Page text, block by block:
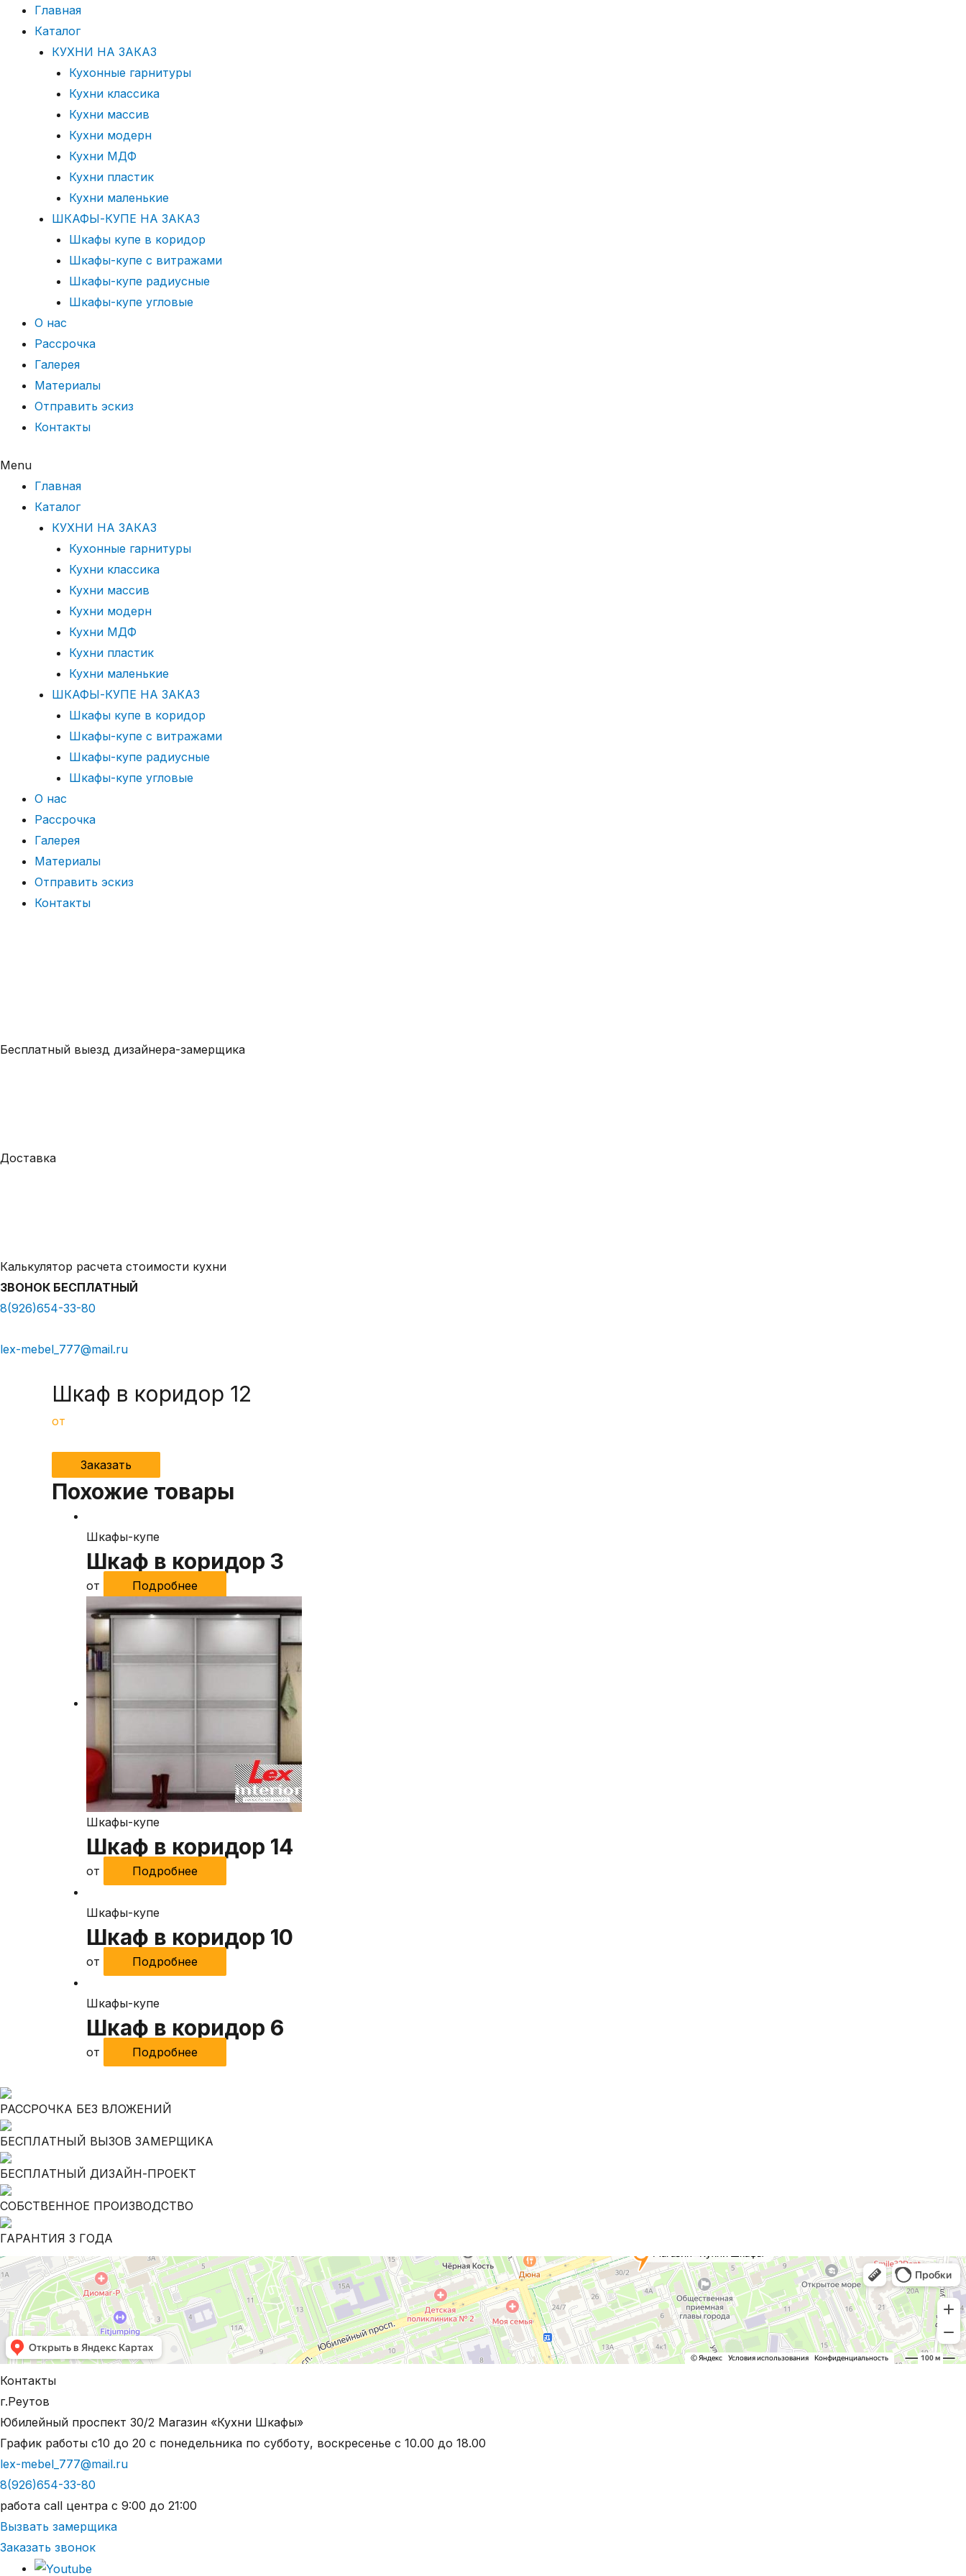
Главная
Каталог
КУХНИ НА ЗАКАЗ
Кухонные гарнитуры
Кухни классика
Кухни массив
Кухни модерн
Кухни МДФ
Кухни пластик
Кухни маленькие
ШКАФЫ-КУПЕ НА ЗАКАЗ
Шкафы купе в коридор
Шкафы-купе с витражами
Шкафы-купе радиусные
Шкафы-купе угловые
О нас
Рассрочка
Галерея
Материалы
Отправить эскиз
Контакты
Menu
Главная
Каталог
КУХНИ НА ЗАКАЗ
Кухонные гарнитуры
Кухни классика
Кухни массив
Кухни модерн
Кухни МДФ
Кухни пластик
Кухни маленькие
ШКАФЫ-КУПЕ НА ЗАКАЗ
Шкафы купе в коридор
Шкафы-купе с витражами
Шкафы-купе радиусные
Шкафы-купе угловые
О нас
Рассрочка
Галерея
Материалы
Отправить эскиз
Контакты
Бесплатный выезд дизайнера-замерщика
Доставка
Калькулятор расчета стоимости кухни
ЗВОНОК БЕСПЛАТНЫЙ
8(926)654-33-80
lex-mebel_777@mail.ru
Шкаф в коридор 12
от
Заказать
Похожие товары
Шкафы-купе
Шкаф в коридор 3
от Подробнее
Шкафы-купе
Шкаф в коридор 14
от Подробнее
Шкафы-купе
Шкаф в коридор 10
от Подробнее
Шкафы-купе
Шкаф в коридор 6
от Подробнее
РАССРОЧКА БЕЗ ВЛОЖЕНИЙ
БЕСПЛАТНЫЙ ВЫЗОВ ЗАМЕРЩИКА
БЕСПЛАТНЫЙ ДИЗАЙН-ПРОЕКТ
СОБСТВЕННОЕ ПРОИЗВОДСТВО
ГАРАНТИЯ 3 ГОДА
Контакты
г.Реутов
Юбилейный проспект 30/2 Магазин «Кухни Шкафы»
График работы с10 до 20 с понедельника по субботу, воскресенье с 10.00 до 18.00
lex-mebel_777@mail.ru
8(926)654-33-80
работа call центра с 9:00 до 21:00
Вызвать замерщика
Заказать звонок